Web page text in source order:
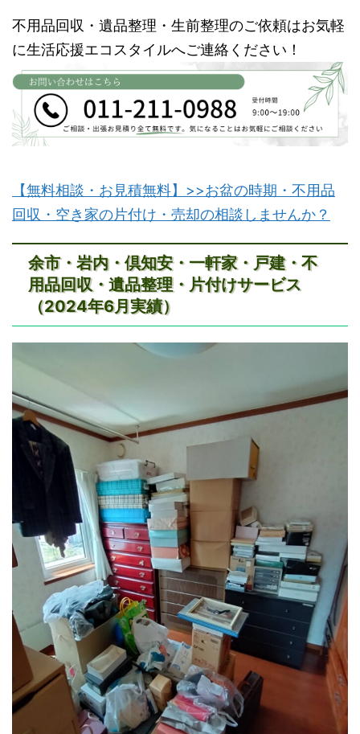
不用品回収・遺品整理・生前整理のご依頼はお気軽
に生活応援エコスタイルへご連絡ください！
【無料相談・お見積無料】>>お盆の時期・不用品
回収・空き家の片付け・売却の相談しませんか？
余市・岩内・倶知安・一軒家・戸建・不
用品回収・遺品整理・片付けサービス
（2024年6月実績）